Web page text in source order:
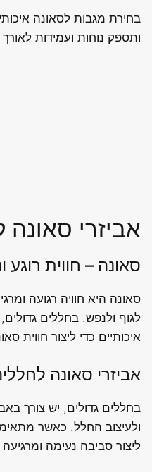
בחירת מגבות לסאונה
ותספק נוחות ועמידות לאורך
אביזרי סאונה
סאונה – חווית רוגע
סאונה היא חוויה רגועה
לגוף ולנפש. בחללים
איכותיים כדי ליצור חווית
אביזרי סאונה
בחללים גדולים, יש צורך
ולעיצוב החלל. כאשר
ליצור סביבה נעימה